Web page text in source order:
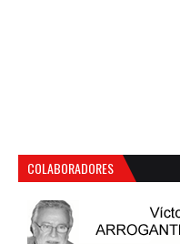
COLABORADORES